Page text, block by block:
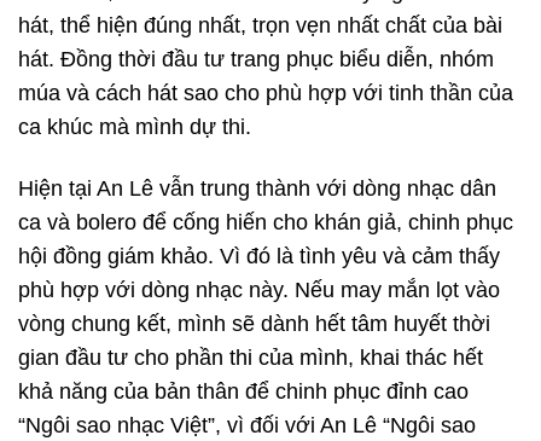
hát, thể hiện đúng nhất, trọn vẹn nhất chất của bài
hát. Đồng thời đầu tư trang phục biểu diễn, nhóm
múa và cách hát sao cho phù hợp với tinh thần của
ca khúc mà mình dự thi.
Hiện tại An Lê vẫn trung thành với dòng nhạc dân
ca và bolero để cống hiến cho khán giả, chinh phục
hội đồng giám khảo. Vì đó là tình yêu và cảm thấy
phù hợp với dòng nhạc này. Nếu may mắn lọt vào
vòng chung kết, mình sẽ dành hết tâm huyết thời
gian đầu tư cho phần thi của mình, khai thác hết
khả năng của bản thân để chinh phục đỉnh cao
“Ngôi sao nhạc Việt”, vì đối với An Lê “Ngôi sao